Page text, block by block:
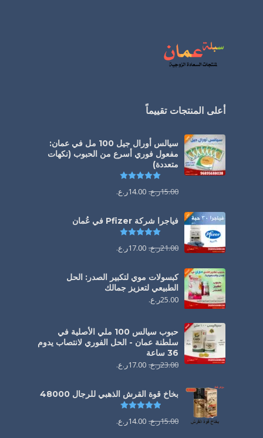
أعلى المنتجات تقييماً
سيالس أورال جيل 100 مل في عمان:
مفعول فوري أسرع من الحبوب (نكهات
متعددة)
15.00ر.ع. 14.00ر.ع.
فياجرا شركة Pfizer في عُمان
21.00ر.ع. 17.00ر.ع.
كبسولات موي لتكبير الصدر: الحل
الطبيعي لتعزيز جمالك
25.00ر.ع.
حبوب سيالس 100 ملي الأصلية في
سلطنة عمان - الحل الفوري لانتصاب يدوم
36 ساعة
23.00ر.ع. 17.00ر.ع.
بخاخ قوة القرش الذهبي للرجال 48000
تم التقييم
15.00ر.ع. 14.00ر.ع.